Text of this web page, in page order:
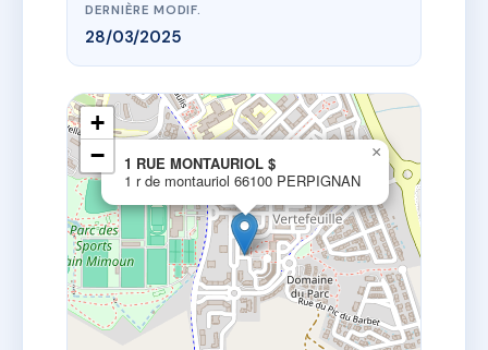
DERNIÈRE MODIF.
28/03/2025
1 RUE MONTAURIOL $
1 r de montauriol 66100 PERPIGNAN
×
+
−